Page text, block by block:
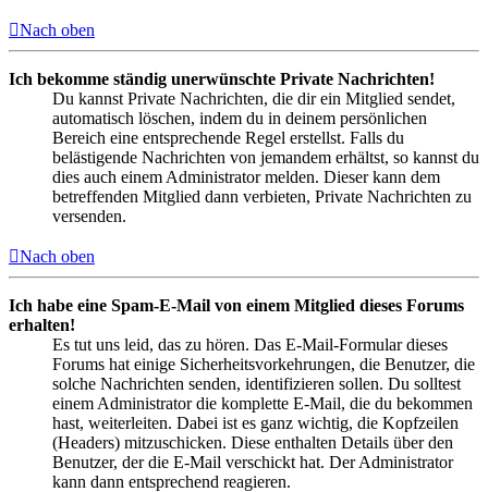
Nach oben
Ich bekomme ständig unerwünschte Private Nachrichten!
Du kannst Private Nachrichten, die dir ein Mitglied sendet,
automatisch löschen, indem du in deinem persönlichen
Bereich eine entsprechende Regel erstellst. Falls du
belästigende Nachrichten von jemandem erhältst, so kannst du
dies auch einem Administrator melden. Dieser kann dem
betreffenden Mitglied dann verbieten, Private Nachrichten zu
versenden.
Nach oben
Ich habe eine Spam-E-Mail von einem Mitglied dieses Forums
erhalten!
Es tut uns leid, das zu hören. Das E-Mail-Formular dieses
Forums hat einige Sicherheitsvorkehrungen, die Benutzer, die
solche Nachrichten senden, identifizieren sollen. Du solltest
einem Administrator die komplette E-Mail, die du bekommen
hast, weiterleiten. Dabei ist es ganz wichtig, die Kopfzeilen
(Headers) mitzuschicken. Diese enthalten Details über den
Benutzer, der die E-Mail verschickt hat. Der Administrator
kann dann entsprechend reagieren.